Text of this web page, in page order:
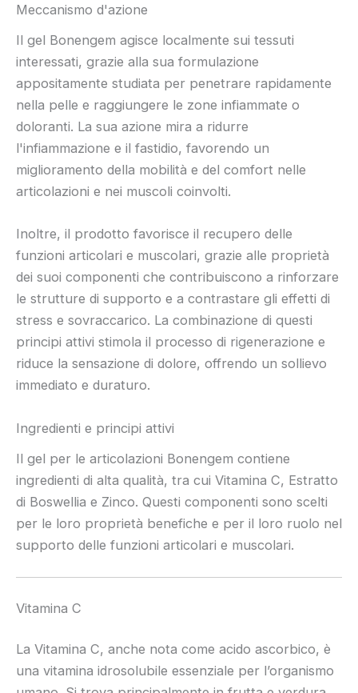
Meccanismo d'azione
Il gel Bonengem agisce localmente sui tessuti
interessati, grazie alla sua formulazione
appositamente studiata per penetrare rapidamente
nella pelle e raggiungere le zone infiammate o
doloranti. La sua azione mira a ridurre
l'infiammazione e il fastidio, favorendo un
miglioramento della mobilità e del comfort nelle
articolazioni e nei muscoli coinvolti.
Inoltre, il prodotto favorisce il recupero delle
funzioni articolari e muscolari, grazie alle proprietà
dei suoi componenti che contribuiscono a rinforzare
le strutture di supporto e a contrastare gli effetti di
stress e sovraccarico. La combinazione di questi
principi attivi stimola il processo di rigenerazione e
riduce la sensazione di dolore, offrendo un sollievo
immediato e duraturo.
Ingredienti e principi attivi
Il gel per le articolazioni Bonengem contiene
ingredienti di alta qualità, tra cui Vitamina C, Estratto
di Boswellia e Zinco. Questi componenti sono scelti
per le loro proprietà benefiche e per il loro ruolo nel
supporto delle funzioni articolari e muscolari.
Vitamina C
La Vitamina C, anche nota come acido ascorbico, è
una vitamina idrosolubile essenziale per l’organismo